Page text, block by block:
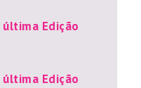
Edição
Edição